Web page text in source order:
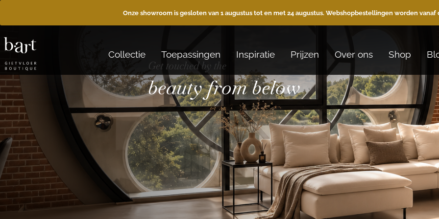
Onze showroom is gesloten van 1 augustus tot en met 24 augustus. Webshopbestellingen worden
Collectie Toepassingen Inspiratie Prijzen Over ons Shop
Get touched by the
beauty from below